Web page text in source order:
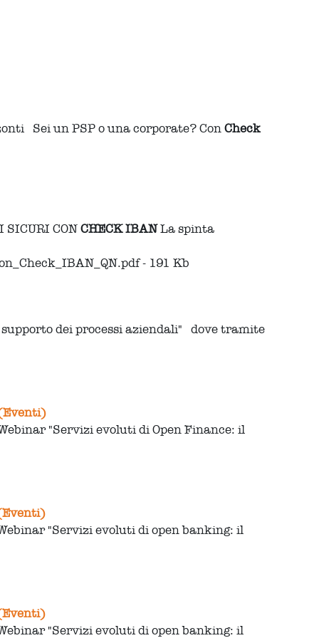
Sei un PSP o una corporate? ConCheck
SICURI CONCHECKIBANLa spinta
- 191 Kb
dei processi aziendali" dove tramite
"Servizi evoluti di Open Finance: il
"Servizi evoluti di open banking: il
"Servizi evoluti di open banking: il